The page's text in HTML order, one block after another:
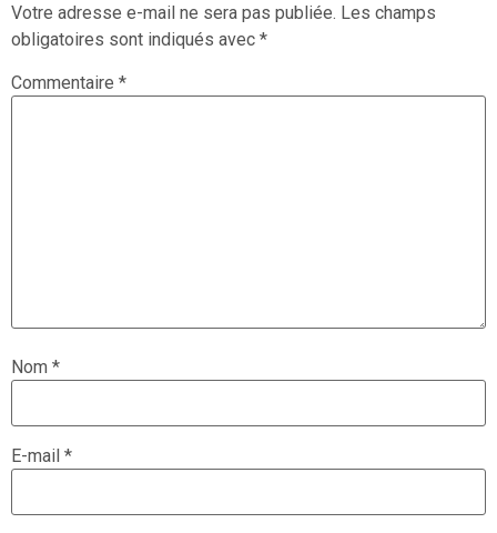
Votre adresse e-mail ne sera pas publiée. Les champs
obligatoires sont indiqués avec *
Commentaire *
Nom *
E-mail *